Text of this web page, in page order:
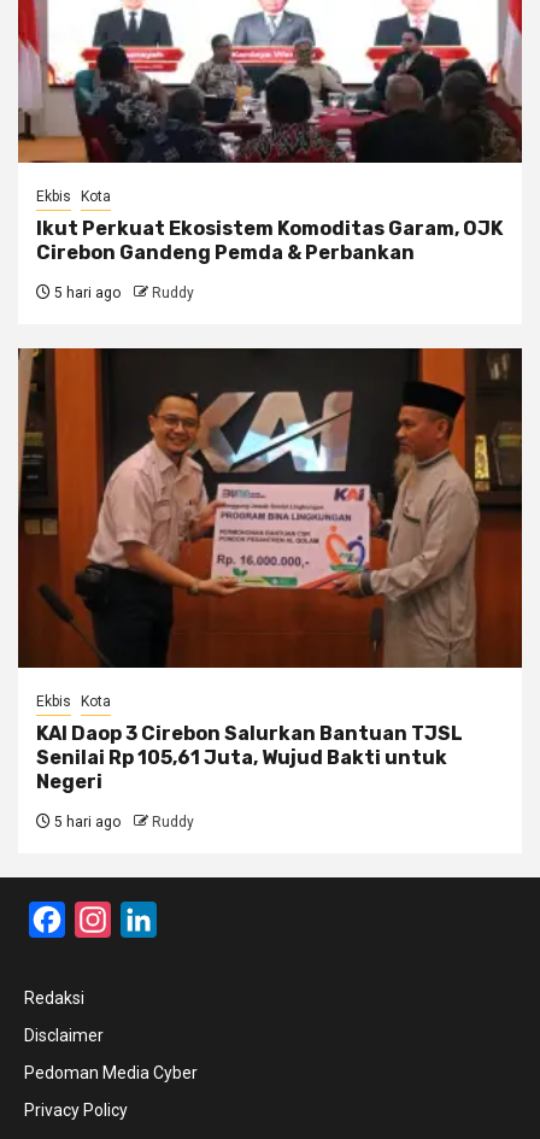
Ekbis Kota
Ikut Perkuat Ekosistem Komoditas Garam, OJK
Cirebon Gandeng Pemda & Perbankan
5 hari ago Ruddy
Ekbis Kota
KAI Daop 3 Cirebon Salurkan Bantuan TJSL
Senilai Rp 105,61 Juta, Wujud Bakti untuk
Negeri
5 hari ago Ruddy
FacebookInstagram
Redaksi
Disclaimer
Pedoman Media Cyber
Privacy Policy